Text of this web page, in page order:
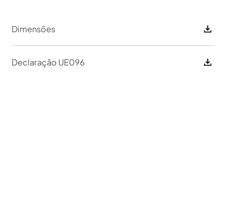
Dimensões
Declaração UE096